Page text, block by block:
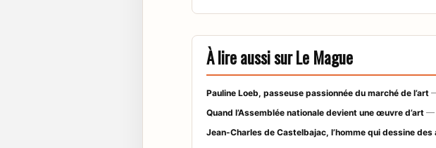
À lire aussi sur Le Mague
Pauline Loeb, passeuse passionnée du marché de l’art
Quand l’Assemblée nationale devient une œuvre d’art —
Jean-Charles de Castelbajac, l’homme qui dessine